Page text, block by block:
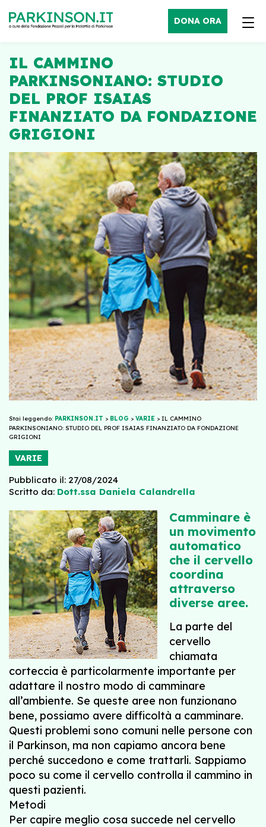
DONA ORA
IL CAMMINO
PARKINSONIANO: STUDIO
DEL PROF ISAIAS
FINANZIATO DA FONDAZIONE
GRIGIONI
Stai leggendo: PARKINSON.IT > BLOG > VARIE > IL CAMMINO
PARKINSONIANO: STUDIO DEL PROF ISAIAS FINANZIATO DA FONDAZIONE
GRIGIONI
VARIE
Pubblicato il: 27/08/2024
Scritto da: Dott.ssa Daniela Calandrella
Camminare è
un movimento
automatico
che il cervello
coordina
attraverso
diverse aree.
La parte del
cervello
chiamata
corteccia è particolarmente importante per
adattare il nostro modo di camminare
all’ambiente. Se queste aree non funzionano
bene, possiamo avere difficoltà a camminare.
Questi problemi sono comuni nelle persone con
il Parkinson, ma non capiamo ancora bene
perché succedono e come trattarli. Sappiamo
poco su come il cervello controlla il cammino in
questi pazienti.
Metodi
Per capire meglio cosa succede nel cervello